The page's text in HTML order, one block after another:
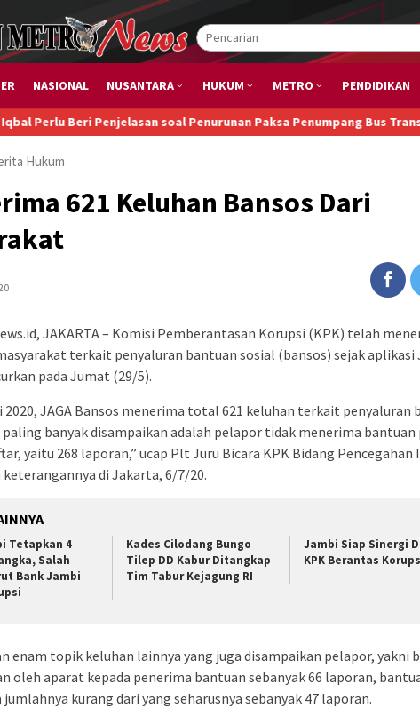
NASIONAL NUSANTARA HUKUM METRO PENDIDIKAN
Penjelasan soal Penurunan Paksa Penumpang Bus TransJakarta:
Hukum
621 Keluhan Bansos Dari
JAKARTA – Komisi Pemberantasan Korupsi (KPK) telah
terkait penyaluran bantuan sosial (bansos) sejak aplikasi
pada Jumat (29/5).
2020, JAGA Bansos menerima total 621 keluhan terkait penyaluran
paling banyak disampaikan adalah pelapor tidak menerima bantuan
yaitu 268 laporan,” ucap Plt Juru Bicara KPK Bidang Pencegahan
keterangannya di Jakarta, 6/7/20.
Tetapkan 4
Salah
Bank Jambi
Kades Cilodang Bungo
Tilep DD Kabur Ditangkap
Tim Tabur Kejagung RI
Jambi Siap Sinergi
KPK Berantas
enam topik keluhan lainnya yang juga disampaikan pelapor, yakni
oleh aparat kepada penerima bantuan sebanyak 66 laporan,
kurang dari yang seharusnya sebanyak 47 laporan.